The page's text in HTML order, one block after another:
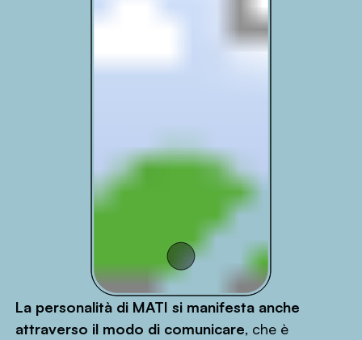
La personalità di MATI si manifesta anche
attraverso il modo di comunicare, che è